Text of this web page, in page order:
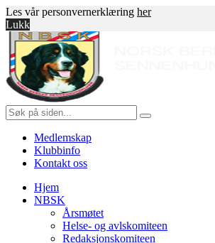
Les vår personvernerklæring her
Lukk
innholdet
Norsk
Berner
Sennenhundklubb
Søk
etter:
Medlemskap
Klubbinfo
Kontakt oss
Hjem
NBSK
Årsmøtet
Helse- og avlskomiteen
Redaksjonskomiteen